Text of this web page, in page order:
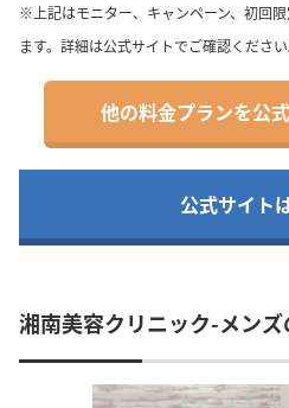
※上記はモニター、キャンペーン、初回
ます。詳細は公式サイトでご確認ください
他の料金プランを公
公式サイト
湘南美容クリニック-メン